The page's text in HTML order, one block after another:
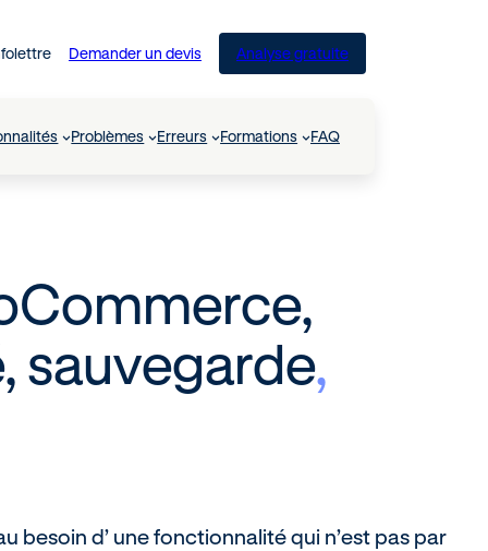
Demander un devis Analyse gratuite
Problèmes Erreurs Formations FAQ
sauvegarde,
besoin d’ une fonctionnalité qui n’est pas par